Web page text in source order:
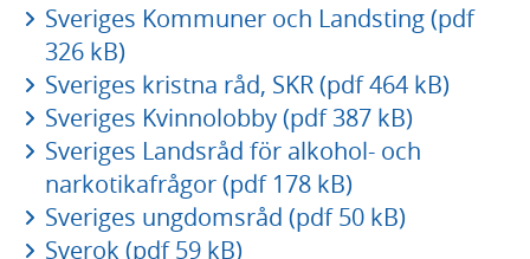
Sveriges Kommuner och Landsting (pdf
326 kB)
Sveriges kristna råd, SKR (pdf 464 kB)
Sveriges Kvinnolobby (pdf 387 kB)
Sveriges Landsråd för alkohol- och
narkotikafrågor (pdf 178 kB)
Sveriges ungdomsråd (pdf 50 kB)
Sverok (pdf 59 kB)